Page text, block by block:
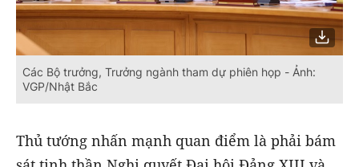
Các Bộ trưởng, Trưởng ngành tham dự phiên họp - Ảnh:
VGP/Nhật Bắc
Thủ tướng nhấn mạnh quan điểm là phải bám